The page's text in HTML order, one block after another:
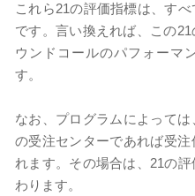
これら21の評価指標は、す
です。言い換えれば、この
ウンドコールのパフォーマ
す。
なお、プログラムによって
の受注センターであれば受
れます。その場合は、21の
わります。